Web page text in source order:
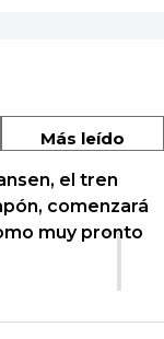
Más leído
1
el tren
comenzará
muy pronto